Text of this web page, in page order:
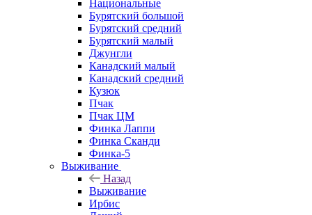
Национальные
Бурятский большой
Бурятский средний
Бурятский малый
Джунгли
Канадский малый
Канадский средний
Кузюк
Пчак
Пчак ЦМ
Финка Лаппи
Финка Сканди
Финка-5
Выживание
Назад
Выживание
Ирбис